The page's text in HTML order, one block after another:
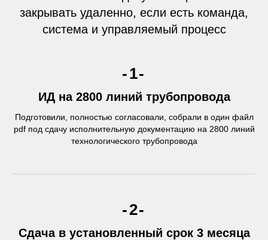
закрывать удаленно, если есть команда,
система и управляемый процесс
-1-
ИД на 2800 линий трубопровода
Подготовили, полностью согласовали, собрали в один файл
pdf под сдачу исполнительную документацию на 2800 линий
технологического трубопровода
-2-
Сдача в установленный срок 3 месяца